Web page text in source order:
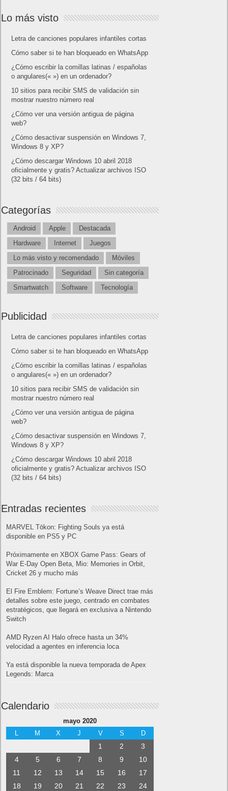
Lo más visto
Letra de canciones populares infantiles cortas
Cómo saber si te han bloqueado en WhatsApp
¿Cómo escribir la comillas latinas / españolas
o angulares(« ») en un ordenador?
10 sitios para recibir SMS de validación sin
mostrar nuestro número real
¿Cómo ver una versión antigua de página
web?
¿Cómo desactivar suspensión en Windows 7,
Windows 8 y XP?
¿Cómo descargar Windows 10 abril 2018
oficialmente y gratis? Actualizar archivos ISO
(32 bits / 64 bits)
Categorías
Android Apple
Destacada
Hardware
Internet
Juegos
Lo más visto y recomendado
Móviles
Patrocinado
Seguridad
Sin categoría
Smartwatch
Software Tecnología
Publicidad
Letra de canciones populares infantiles cortas
Cómo saber si te han bloqueado en WhatsApp
¿Cómo escribir la comillas latinas / españolas
o angulares(« ») en un ordenador?
10 sitios para recibir SMS de validación sin
mostrar nuestro número real
¿Cómo ver una versión antigua de página
web?
¿Cómo desactivar suspensión en Windows 7,
Windows 8 y XP?
¿Cómo descargar Windows 10 abril 2018
oficialmente y gratis? Actualizar archivos ISO
(32 bits / 64 bits)
Entradas recientes
MARVEL Tōkon: Fighting Souls ya está
disponible en PS5 y PC
Próximamente en XBOX Game Pass: Gears of
War E-Day Open Beta, Mio: Memories in Orbit,
Cricket 26 y mucho más
El Fire Emblem: Fortune’s Weave Direct trae más
detalles sobre este juego, centrado en combates
estratégicos, que llegará en exclusiva a Nintendo
Switch
AMD Ryzen AI Halo ofrece hasta un 34%
velocidad a agentes en inferencia loca
Ya está disponible la nueva temporada de Apex
Legends: Marca
Calendario
mayo 2020
L
M X J V S D
1 2
3
4
5 6 7 8 9
10
11
12 13 14 15 16
17
18
19 20 21 22 23
24